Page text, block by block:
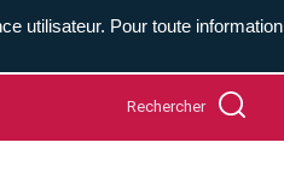
Rechercher
utilisateur. Pour toute information